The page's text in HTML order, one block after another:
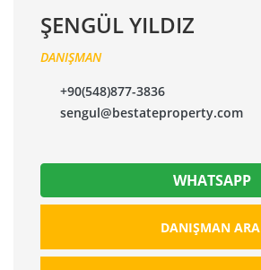
ŞENGÜL YILDIZ
DANIŞMAN
+90(548)877-3836
sengul@bestateproperty.com
WHATSAPP
DANIŞMAN ARA